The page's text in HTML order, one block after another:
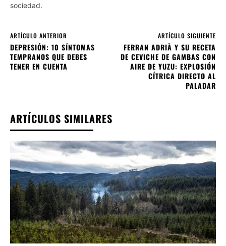
sociedad.
ARTÍCULO ANTERIOR
DEPRESIÓN: 10 SÍNTOMAS
TEMPRANOS QUE DEBES
TENER EN CUENTA
ARTÍCULO SIGUIENTE
FERRAN ADRIÀ Y SU RECETA
DE CEVICHE DE GAMBAS CON
AIRE DE YUZU: EXPLOSIÓN
CÍTRICA DIRECTO AL
PALADAR
ARTÍCULOS SIMILARES